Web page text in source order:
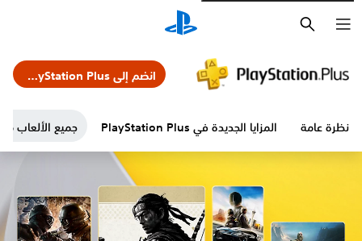
نظرة عامة المزايا الجديدة في PlayStation Plus جميع الألعاب من
انضم إلى PlayStation Plus